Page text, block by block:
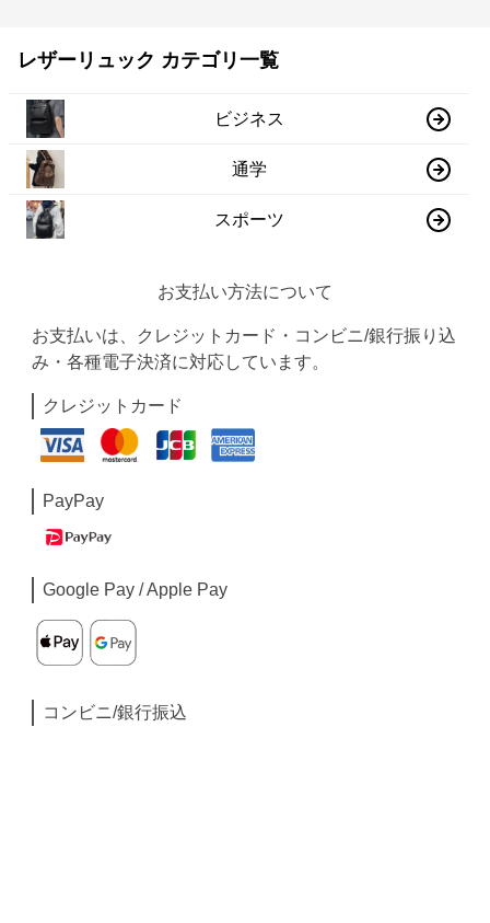
レザーリュック カテゴリ一覧
ビジネス
通学
スポーツ
お支払い方法について
お支払いは、クレジットカード・コンビニ/銀行振り込
み・各種電子決済に対応しています。
クレジットカード
PayPay
Google Pay / Apple Pay
コンビニ/銀行振込